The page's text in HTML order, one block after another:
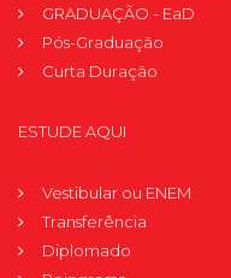
GRADUAÇÃO - EaD
Pós-Graduação
Curta Duração
ESTUDE AQUI
Vestibular ou ENEM
Transferência
Diplomado